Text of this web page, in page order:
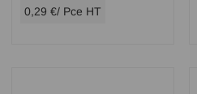
0,29 €/ Pce HT